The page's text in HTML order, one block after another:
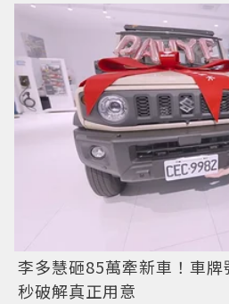
李多慧砸85萬牽新車！車
秒破解真正用意